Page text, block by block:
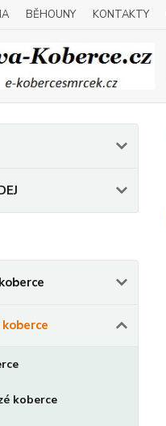
BĚHOUNY KONTAKTY
koberce